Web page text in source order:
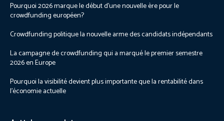
Pourquoi 2026 marque le début d’une nouvelle ère pour le
crowdfunding européen?
Crowdfunding politique la nouvelle arme des candidats indépendants
La campagne de crowdfunding qui a marqué le premier semestre
2026 en Europe
Pourquoi la visibilité devient plus importante que la rentabilité dans
l’économie actuelle